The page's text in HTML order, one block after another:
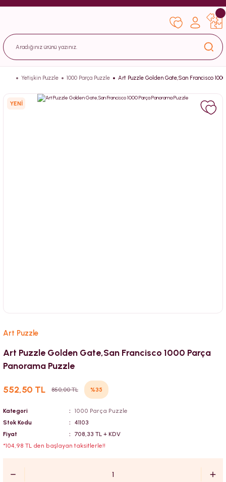
Yetişkin Puzzle 1000 Parça Puzzle Art Puzzle Golden Gate,San Francisco
YENİ
Art Puzzle
Art Puzzle Golden Gate,San Francisco 1000 Parça
Panorama Puzzle
552,50 TL 850,00 TL %35
Kategori
1000 Parça Puzzle
Stok Kodu
41103
Fiyat
708,33 TL + KDV
*104,98 TL den başlayan taksitlerle!!